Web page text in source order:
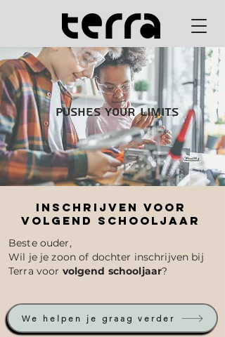
Pushes your limits
Inschrijven voor
volgend schooljaar
Beste ouder,
Wil je je zoon of dochter inschrijven bij
Terra voor volgend schooljaar?
We helpen je graag verder